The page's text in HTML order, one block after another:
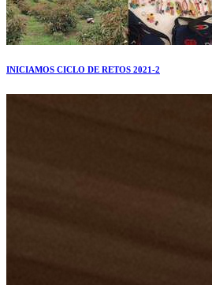
INICIAMOS CICLO DE RETOS 2021-2